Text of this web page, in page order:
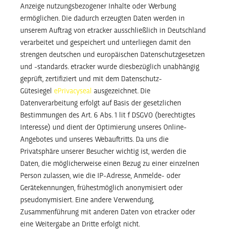
Anzeige nutzungsbezogener Inhalte oder Werbung
ermöglichen. Die dadurch erzeugten Daten werden in
unserem Auftrag von etracker ausschließlich in Deutschland
verarbeitet und gespeichert und unterliegen damit den
strengen deutschen und europäischen Datenschutzgesetzen
und -standards. etracker wurde diesbezüglich unabhängig
geprüft, zertifiziert und mit dem Datenschutz-
Gütesiegel ePrivacyseal ausgezeichnet. Die
Datenverarbeitung erfolgt auf Basis der gesetzlichen
Bestimmungen des Art. 6 Abs. 1 lit f DSGVO (berechtigtes
Interesse) und dient der Optimierung unseres Online-
Angebotes und unseres Webauftritts. Da uns die
Privatsphäre unserer Besucher wichtig ist, werden die
Daten, die möglicherweise einen Bezug zu einer einzelnen
Person zulassen, wie die IP-Adresse, Anmelde- oder
Gerätekennungen, frühestmöglich anonymisiert oder
pseudonymisiert. Eine andere Verwendung,
Zusammenführung mit anderen Daten von etracker oder
eine Weitergabe an Dritte erfolgt nicht.